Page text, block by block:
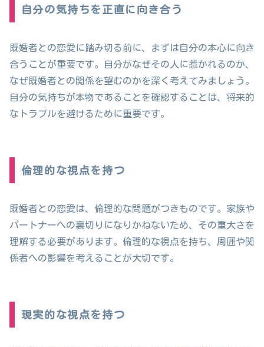
自分の気持ちを正直に向き合う
既婚者との恋愛に踏み切る前に、まずは自分の本心に向き
合うことが重要です。自分がなぜその人に惹かれるのか、
なぜ既婚者との関係を望むのかを深く考えてみましょう。
自分の気持ちが本物であることを確認することは、将来的
なトラブルを避けるために重要です。
倫理的な視点を持つ
既婚者との恋愛は、倫理的な問題がつきものです。家族や
パートナーへの裏切りになりかねないため、その重大さを
理解する必要があります。倫理的な視点を持ち、周囲や関
係者への影響を考えることが大切です。
現実的な視点を持つ